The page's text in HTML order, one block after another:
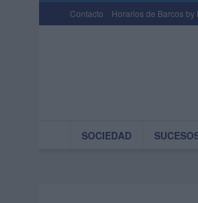
Contacto Horarios de Barcos by
SOCIEDAD